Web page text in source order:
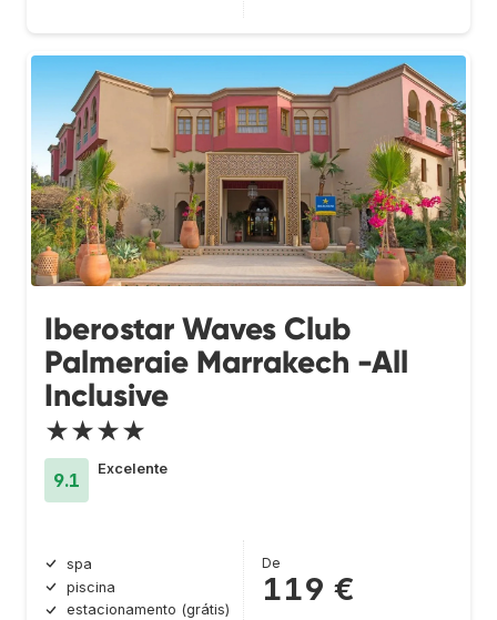
Iberostar Waves Club
Palmeraie Marrakech -All
Inclusive
★★★★
9.1
Excelente
spa
piscina
estacionamento (grátis)
De
119 €